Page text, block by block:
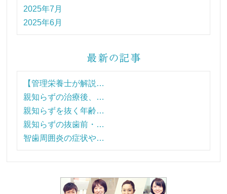
2025年7月
2025年6月
【管理栄養士が解説…
親知らずの治療後、…
親知らずを抜く年齢…
親知らずの抜歯前・…
智歯周囲炎の症状や…